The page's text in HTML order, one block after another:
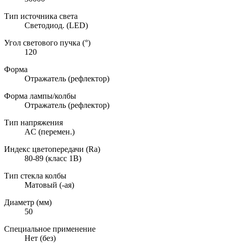
Тип источника света
Светодиод. (LED)
Угол светового пучка (°)
120
Форма
Отражатель (рефлектор)
Форма лампы/колбы
Отражатель (рефлектор)
Тип напряжения
AC (перемен.)
Индекс цветопередачи (Ra)
80-89 (класс 1B)
Тип стекла колбы
Матовый (-ая)
Диаметр (мм)
50
Специальное применение
Нет (без)